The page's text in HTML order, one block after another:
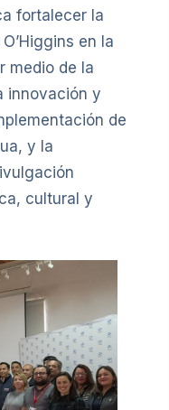
fortalecer la
en la
medio de la
innovación y
de
y la
cultural y